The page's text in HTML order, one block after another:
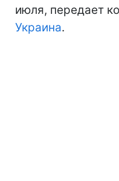
июля, передает
Украина.